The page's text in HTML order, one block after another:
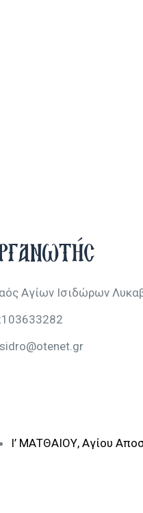
Αγίων Ισιδώρων
Ι’ ΜΑΤΘΑΙΟΥ, Αγίου